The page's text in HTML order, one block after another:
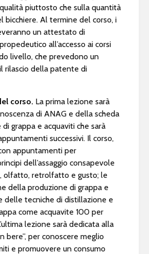
piuttosto che sulla quantità
Al termine del corso, i
un attestato di
all’accesso ai corsi
livello, che prevedono un
rilascio della patente di
corso. La prima lezione sarà
di ANAG e della scheda
grappa e acquaviti che sarà
successivi. Il corso,
appuntamenti per
dell’assaggio consapevole
olfatto, retrolfatto e gusto; le
della produzione di grappa e
delle tecniche di distillazione e
come acquavite 100 per
lezione sarà dedicata alla
bere”, per conoscere meglio
e promuovere un consumo